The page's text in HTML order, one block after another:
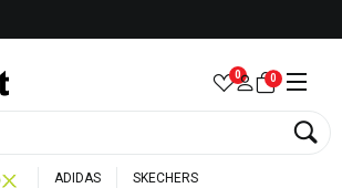
0 0
ADIDAS SKECHERS